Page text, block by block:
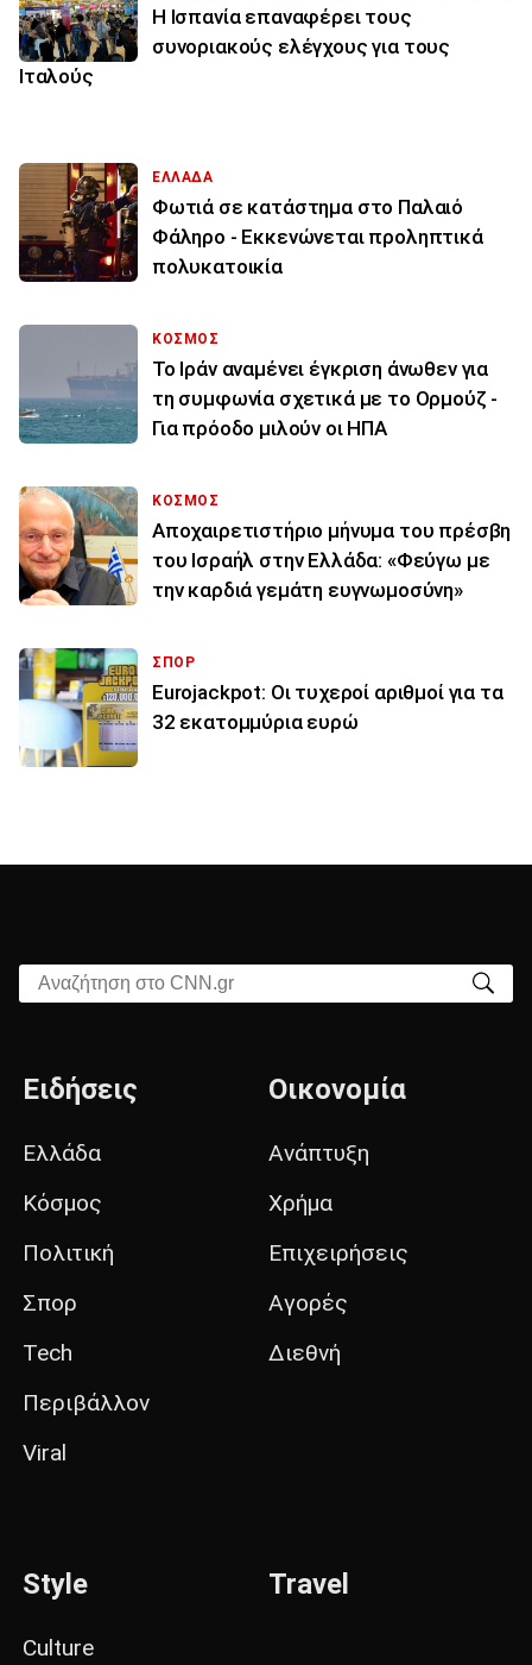
Η Ισπανία επαναφέρει τους
συνοριακούς ελέγχους για τους
Ιταλούς
ΕΛΛΑΔΑ
Φωτιά σε κατάστημα στο Παλαιό
Φάληρο - Εκκενώνεται προληπτικά
πολυκατοικία
ΚΟΣΜΟΣ
Το Ιράν αναμένει έγκριση άνωθεν για
τη συμφωνία σχετικά με το Ορμούζ -
Για πρόοδο μιλούν οι ΗΠΑ
ΚΟΣΜΟΣ
Αποχαιρετιστήριο μήνυμα του πρέσβη
του Ισραήλ στην Ελλάδα: «Φεύγω με
την καρδιά γεμάτη ευγνωμοσύνη»
ΣΠΟΡ
Eurojackpot: Οι τυχεροί αριθμοί για τα
32 εκατoμμύρια ευρώ
Αναζήτηση στο CNN.gr
Ειδήσεις
Ελλάδα
Κόσμος
Πολιτική
Σπορ
Tech
Περιβάλλον
Viral
Οικονομία
Ανάπτυξη
Χρήμα
Επιχειρήσεις
Αγορές
Διεθνή
Style
Culture
Travel